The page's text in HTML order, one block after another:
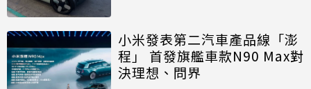
小米發表第二汽車產品線「澎
程」 首發旗艦車款N90 Max對
決理想、問界